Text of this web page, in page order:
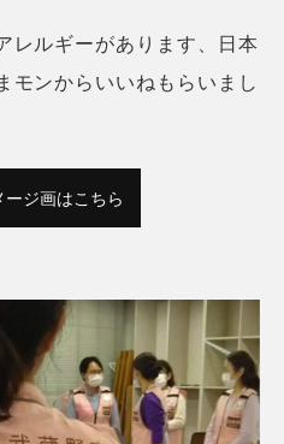
レルギーがあります、日本
モンからいいねもらいまし
ジ画はこちら